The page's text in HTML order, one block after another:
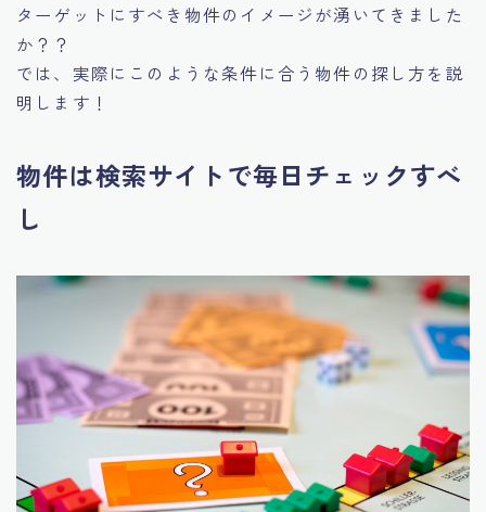
ターゲットにすべき物件のイメージが湧いてきました
か？？
では、実際にこのような条件に合う物件の探し方を説
明します！
物件は検索サイトで毎日チェックすべ
し